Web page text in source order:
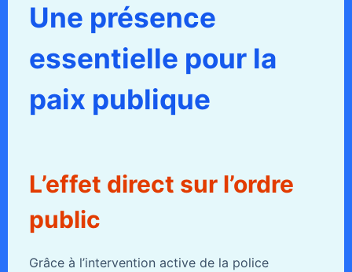
Une présence
essentielle pour la
paix publique
L’effet direct sur l’ordre
public
Grâce à l’intervention active de la police